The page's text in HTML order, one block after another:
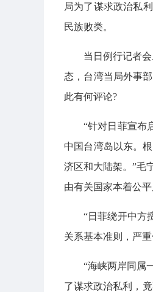
局为了谋求政治私
民族败类。
当日例行记者
态，台湾当局外事
此有何评论?
“针对日菲宣布
中国台湾岛以东。
济区和大陆架。”毛
由有关国家本着公
“日菲绕开中方
关系基本准则，严
“海峡两岸同属
了谋求政治私利，